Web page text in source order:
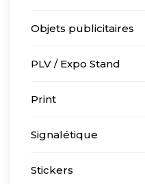
Objets publicitaires
PLV / Expo Stand
Print
Signalétique
Stickers